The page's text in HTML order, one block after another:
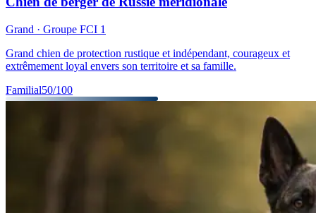
Grand · Groupe FCI 1
Grand chien de protection rustique et indépendant, courageux et
extrêmement loyal envers son territoire et sa famille.
Familial50/100